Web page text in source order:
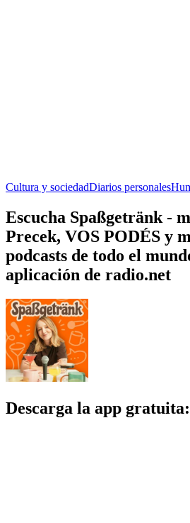
Cultura y sociedadDiarios personales
Escucha Spaßgetränk -
Precek, VOS PODÉS y
podcasts de todo el
aplicación de radio.net
Descarga la app